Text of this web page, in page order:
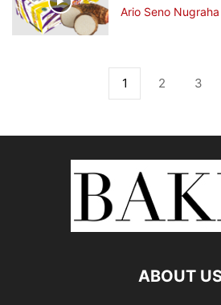
Ario Seno Nugraha
1 2 3
ABOUT